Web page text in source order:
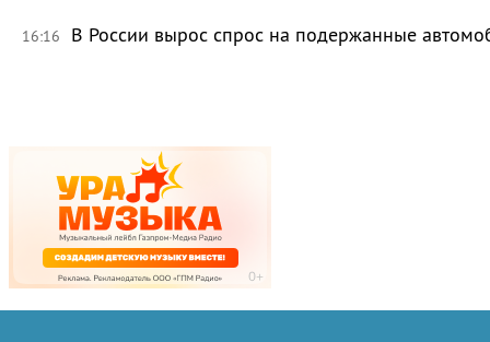
16:16 В России вырос спрос на подержанные